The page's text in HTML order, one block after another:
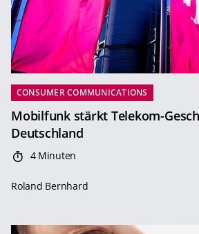
CONSUMER COMMUNICATIONS
Mobilfunk stärkt Telekom-
Deutschland
4 Minuten
Roland Bernhard